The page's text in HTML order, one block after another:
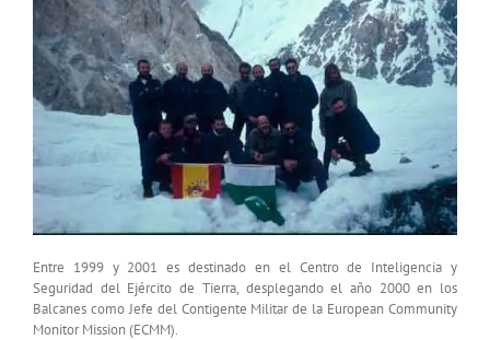
Entre 1999 y 2001 es destinado en el Centro de Inteligencia y
Seguridad del Ejército de Tierra, desplegando el año 2000 en los
Balcanes como Jefe del Contigente Militar de la European Community
Monitor Mission (ECMM).